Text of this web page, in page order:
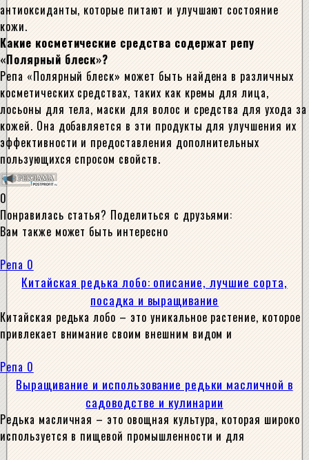
антиоксиданты, которые питают и улучшают состояние
кожи.
Какие косметические средства содержат репу
«Полярный блеск»?
Репа «Полярный блеск» может быть найдена в различных
косметических средствах, таких как кремы для лица,
лосьоны для тела, маски для волос и средства для ухода за
кожей. Она добавляется в эти продукты для улучшения их
эффективности и предоставления дополнительных
пользующихся спросом свойств.
0
Понравилась статья? Поделиться с друзьями:
Вам также может быть интересно
Репа 0
Китайская редька лобо: описание, лучшие сорта,
посадка и выращивание
Китайская редька лобо – это уникальное растение, которое
привлекает внимание своим внешним видом и
Репа 0
Выращивание и использование редьки масличной в
садоводстве и кулинарии
Редька масличная – это овощная культура, которая широко
используется в пищевой промышленности и для